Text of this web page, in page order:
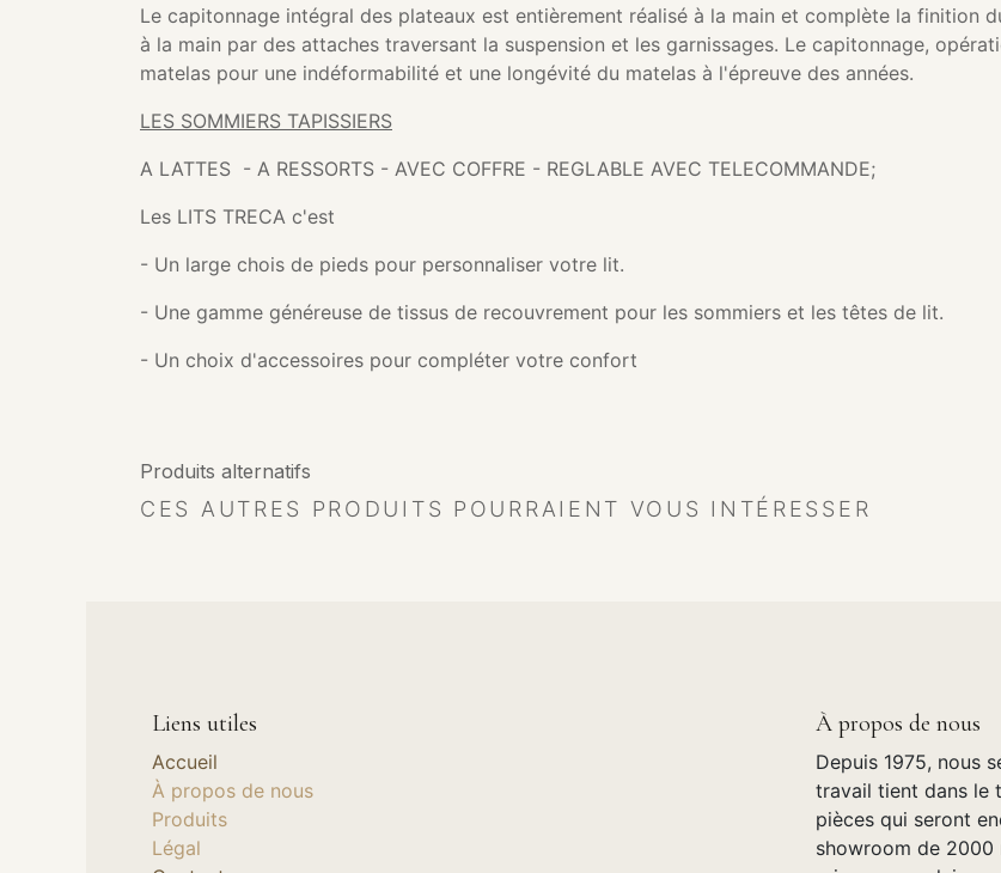
Le capitonnage intégral des plateaux est entièrement réalisé à la main et complète la finition
à la main par des attaches traversant la suspension et les garnissages. Le capitonnage,
matelas pour une indéformabilité et une longévité du matelas à l'épreuve des années.
LES SOMMIERS TAPISSIERS
A LATTES - A RESSORTS - AVEC COFFRE - REGLABLE AVEC TELECOMMANDE;
Les LITS TRECA c'est
- Un large chois de pieds pour personnaliser votre lit.
- Une gamme généreuse de tissus de recouvrement pour les sommiers et les têtes de lit.
- Un choix d'accessoires pour compléter votre confort
Produits alternatifs
CES AUTRES PRODUITS POURRAIENT VOUS INTÉRESSER
Liens utiles
Accueil
À propos de nous
Produits
Légal
À propos de nous
Depuis 1975, nous
travail tient dans le
pièces qui seront
showroom de 2000